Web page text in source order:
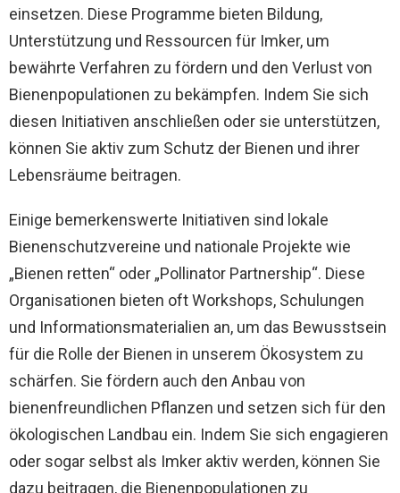
einsetzen. Diese Programme bieten Bildung,
Unterstützung und Ressourcen für Imker, um
bewährte Verfahren zu fördern und den Verlust von
Bienenpopulationen zu bekämpfen. Indem Sie sich
diesen Initiativen anschließen oder sie unterstützen,
können Sie aktiv zum Schutz der Bienen und ihrer
Lebensräume beitragen.
Einige bemerkenswerte Initiativen sind lokale
Bienenschutzvereine und nationale Projekte wie
„Bienen retten“ oder „Pollinator Partnership“. Diese
Organisationen bieten oft Workshops, Schulungen
und Informationsmaterialien an, um das Bewusstsein
für die Rolle der Bienen in unserem Ökosystem zu
schärfen. Sie fördern auch den Anbau von
bienenfreundlichen Pflanzen und setzen sich für den
ökologischen Landbau ein. Indem Sie sich engagieren
oder sogar selbst als Imker aktiv werden, können Sie
dazu beitragen, die Bienenpopulationen zu